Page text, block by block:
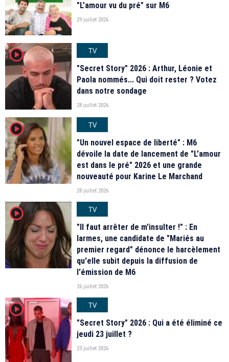
"L’amour vu du pré" sur M6
29 juillet 2026
player2
TV
"Secret Story" 2026 : Arthur, Léonie et
Paola nommés... Qui doit rester ? Votez
dans notre sondage
28 juillet 2026
player2
TV
"Un nouvel espace de liberté" : M6
dévoile la date de lancement de "L'amour
est dans le pré" 2026 et une grande
nouveauté pour Karine Le Marchand
28 juillet 2026
player2
TV
"Il faut arrêter de m'insulter !" : En
larmes, une candidate de "Mariés au
premier regard" dénonce le harcèlement
qu'elle subit depuis la diffusion de
l'émission de M6
26 juillet 2026
player2
TV
"Secret Story" 2026 : Qui a été éliminé ce
jeudi 23 juillet ?
23 juillet 2026